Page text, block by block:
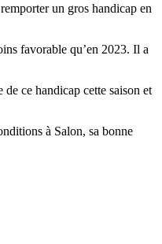
un gros handicap en
favorable qu’en 2023. Il a
ce handicap cette saison et
à Salon, sa bonne